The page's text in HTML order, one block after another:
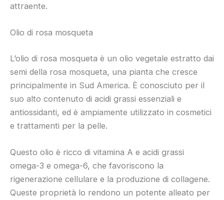
attraente.
Olio di rosa mosqueta
L’olio di rosa mosqueta è un olio vegetale estratto dai
semi della rosa mosqueta, una pianta che cresce
principalmente in Sud America. È conosciuto per il
suo alto contenuto di acidi grassi essenziali e
antiossidanti, ed è ampiamente utilizzato in cosmetici
e trattamenti per la pelle.
Questo olio è ricco di vitamina A e acidi grassi
omega-3 e omega-6, che favoriscono la
rigenerazione cellulare e la produzione di collagene.
Queste proprietà lo rendono un potente alleato per